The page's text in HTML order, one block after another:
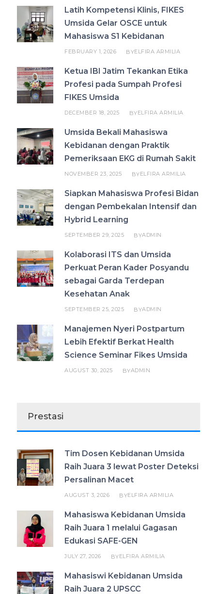
Latih Kompetensi Klinis, FIKES
Umsida Gelar OSCE untuk
Mahasiswa S1 Kebidanan
FEBRUARY 1, 2026 BYELFIRA ARMILIA
Ketua IBI Jatim Tekankan Etika
Profesi pada Sumpah Profesi
FIKES Umsida
DECEMBER 18, 2025 BYELFIRA ARMILIA
Umsida Bekali Mahasiswa
Kebidanan dengan Praktik
Pemeriksaan EKG di Rumah Sakit
NOVEMBER 23, 2025 BYELFIRA ARMILIA
Siapkan Mahasiswa Profesi Bidan
dengan Pembekalan Intensif dan
Hybrid Learning
SEPTEMBER 29, 2025 BYADMIN
Kolaborasi ITS dan Umsida
Perkuat Peran Kader Posyandu
sebagai Garda Terdepan
Kesehatan Anak
SEPTEMBER 25, 2025 BYADMIN
Manajemen Nyeri Postpartum
Lebih Efektif Berkat Health
Science Seminar Fikes Umsida
AUGUST 30, 2025 BYADMIN
Prestasi
Tim Dosen Kebidanan Umsida
Raih Juara 3 lewat Poster Deteksi
Persalinan Macet
AUGUST 3, 2026 BYELFIRA ARMILIA
Mahasiswa Kebidanan Umsida
Raih Juara 1 melalui Gagasan
Edukasi SAFE-GEN
JULY 27, 2026 BYELFIRA ARMILIA
Mahasiswi Kebidanan Umsida
Raih Juara 2 UPSCC